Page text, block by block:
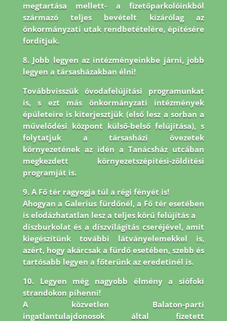
megtartása mellett- a fizetőparkolóinkból
származó teljes bevételt kizárólag az
önkormányzati utak rendbetételére, építésére
fordítjuk.
8. Jobb legyen az intézményeinkbe járni, jobb
legyen a társasházakban élni!
Továbbvisszük óvodafelújítási programunkat
is, s ezt más önkormányzati intézmények
épületeire is kiterjesztjük (első lesz a sorban a
művelődési központ külső-belső felújítása), s
folytatjuk a társasháziövezetek
környezetének az idén a Tanácsház utcában
megkezdett környezetszépítési-zöldítési
programját is.
9. A Fő tér ragyogja túl a régi fényét is!
Ahogyan a Galerius fürdőnél, a Fő tér esetében
is elodázhatatlan lesz a teljes körű felújítás a
díszburkolat és a díszvilágítás cseréjével, amit
kiegészítünk további látványelemekkel is,
azért, hogy akárcsak a fürdő esetében, szebb és
tartósabb legyen a főterünk az eredetinél is.
10. Legyen még nagyobb élmény a siófoki
strandokon pihenni!
A közvetlen Balaton-parti
ingatlantulajdonosok által fizetett